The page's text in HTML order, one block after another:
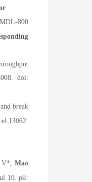
800
doi:
break
V*
Mao
10. pii: